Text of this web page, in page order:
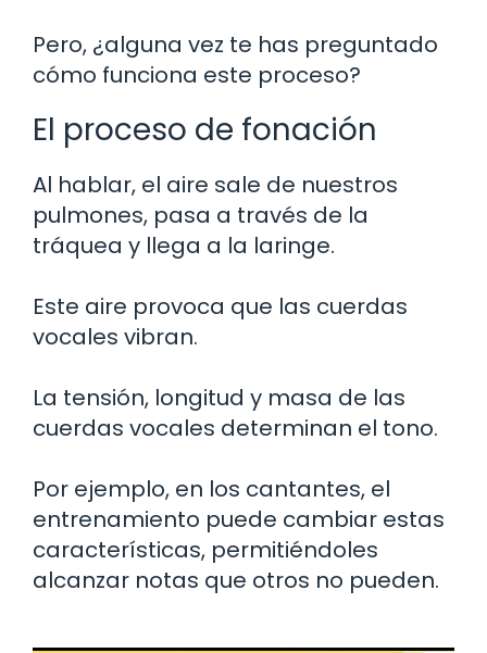
Pero, ¿alguna vez te has preguntado
cómo funciona este proceso?
El proceso de fonación
Al hablar, el aire sale de nuestros
pulmones, pasa a través de la
tráquea y llega a la laringe.
Este aire provoca que las cuerdas
vocales vibran.
La tensión, longitud y masa de las
cuerdas vocales determinan el tono.
Por ejemplo, en los cantantes, el
entrenamiento puede cambiar estas
características, permitiéndoles
alcanzar notas que otros no pueden.